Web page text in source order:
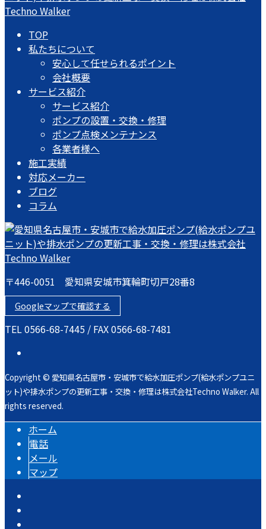
TOP
私たちについて
安心して任せられるポイント
会社概要
サービス紹介
サービス紹介
ポンプの設置・交換・修理
ポンプ点検メンテナンス
各業者様へ
施工実績
対応メーカー
ブログ
コラム
〒446-0051 愛知県安城市箕輪町切戸28番8
Googleマップで確認する
TEL 0566-68-7445 / FAX 0566-68-7481
Copyright © 愛知県名古屋市・安城市で給水加圧ポンプ(給水ポンプユニ
ット)や排水ポンプの更新工事・交換・修理は株式会社Techno Walker. All
rights reserved.
ホーム
電話
メール
マップ